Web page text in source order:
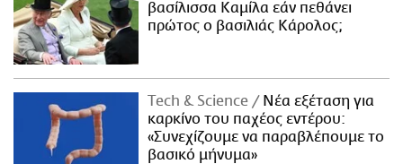
βασίλισσα Καμίλα εάν πεθάνει
πρώτος ο βασιλιάς Κάρολος;
Τech & Science
Νέα εξέταση για
καρκίνο του παχέος εντέρου:
«Συνεχίζουμε να παραβλέπουμε το
βασικό μήνυμα»